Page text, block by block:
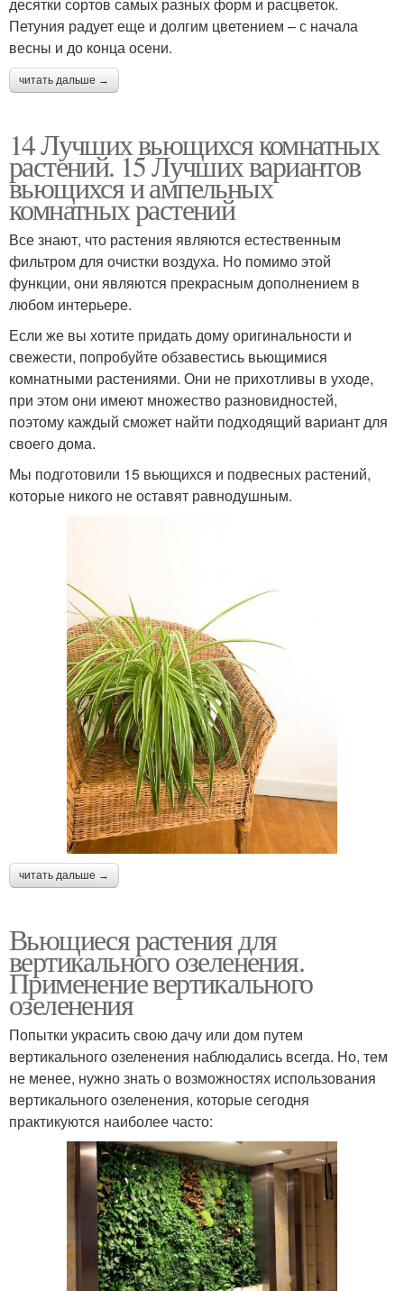
Петуния радует еще и долгим цветением – с начала
весны и до конца осени.
читать дальше →
14 Лучших вьющихся комнатных
растений. 15 Лучших вариантов
вьющихся и ампельных
комнатных растений
Все знают, что растения являются естественным
фильтром для очистки воздуха. Но помимо этой
функции, они являются прекрасным дополнением в
любом интерьере.
Если же вы хотите придать дому оригинальности и
свежести, попробуйте обзавестись вьющимися
комнатными растениями. Они не прихотливы в уходе,
при этом они имеют множество разновидностей,
поэтому каждый сможет найти подходящий вариант для
своего дома.
Мы подготовили 15 вьющихся и подвесных растений,
которые никого не оставят равнодушным.
читать дальше →
Вьющиеся растения для
вертикального озеленения.
Применение вертикального
озеленения
Попытки украсить свою дачу или дом путем
вертикального озеленения наблюдались всегда. Но, тем
не менее, нужно знать о возможностях использования
вертикального озеленения, которые сегодня
практикуются наиболее часто: